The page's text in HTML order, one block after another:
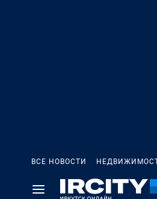
ВСЕ НОВОСТИ